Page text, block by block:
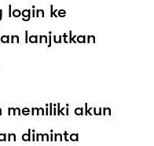
login ke
lanjutkan
memiliki akun
diminta